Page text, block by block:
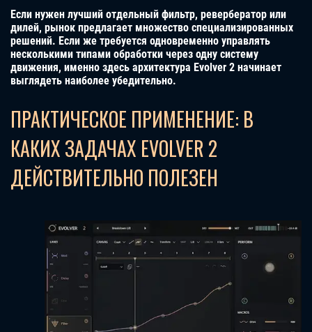
Если нужен лучший отдельный фильтр, ревербератор или
дилей, рынок предлагает множество специализированных
решений. Если же требуется одновременно управлять
несколькими типами обработки через одну систему
движения, именно здесь архитектура Evolver 2 начинает
выглядеть наиболее убедительно.
ПРАКТИЧЕСКОЕ ПРИМЕНЕНИЕ: В
КАКИХ ЗАДАЧАХ EVOLVER 2
ДЕЙСТВИТЕЛЬНО ПОЛЕЗЕН